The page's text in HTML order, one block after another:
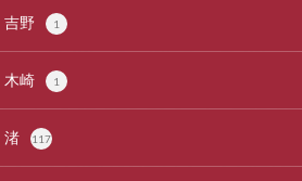
吉野 1
木崎 1
渚 117